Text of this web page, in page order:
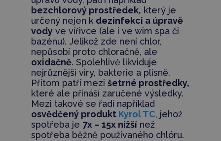
bezchlorový prostředek, který je
určený nejen k dezinfekci a úpravě
vodyve vířivce (ale i ve wim spa či
bazénu). Jelikož zde není chlor,
nepůsobí proto chloračně, ale
oxidačně. Spolehlivě likviduje
nejrůznější viry, bakterie a plísně.
Přitom patří mezi šetrné prostředky,
které ale přináší zaručené výsledky.
Mezi takové se řadí například
osvědčený produkt Kyrol TC, jehož
spotřeba je 7x – 15x nižšínež
spotřeba běžně používaného chlóru.